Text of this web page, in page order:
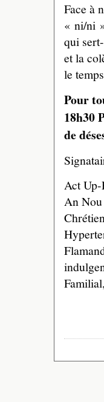
Face à
« ni/ni
qui
et la
le
Pour
18h30
de
Act Up-
An